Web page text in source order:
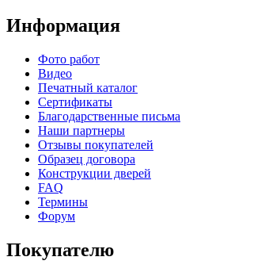
Информация
Фото работ
Видео
Печатный каталог
Сертификаты
Благодарственные письма
Наши партнеры
Отзывы покупателей
Образец договора
Конструкции дверей
FAQ
Термины
Форум
Покупателю